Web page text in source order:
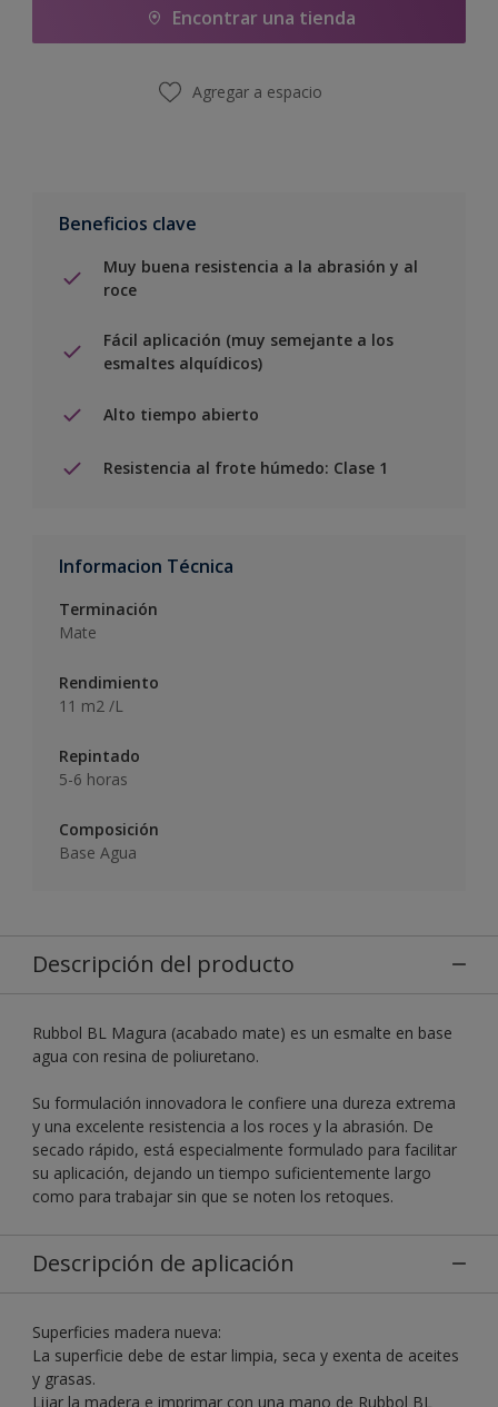
Encontrar una tienda
Agregar a espacio
Beneficios clave
Muy buena resistencia a la abrasión y al
roce
Fácil aplicación (muy semejante a los
esmaltes alquídicos)
Alto tiempo abierto
Resistencia al frote húmedo: Clase 1
Informacion Técnica
Terminación
Mate
Rendimiento
11 m2 /L
Repintado
5-6 horas
Composición
Base Agua
Descripción del producto
Rubbol BL Magura (acabado mate) es un esmalte en base
agua con resina de poliuretano.
Su formulación innovadora le confiere una dureza extrema
y una excelente resistencia a los roces y la abrasión. De
secado rápido, está especialmente formulado para facilitar
su aplicación, dejando un tiempo suficientemente largo
como para trabajar sin que se noten los retoques.
Descripción de aplicación
Superficies madera nueva:
La superficie debe de estar limpia, seca y exenta de aceites
y grasas.
Lijar la madera e imprimar con una mano de Rubbol BL